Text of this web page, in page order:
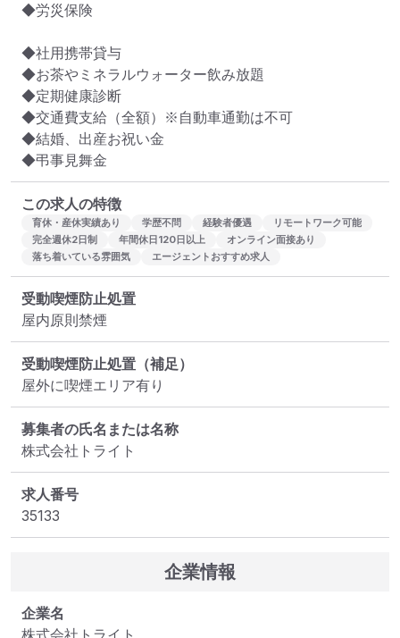
◆労災保険
◆社用携帯貸与
◆お茶やミネラルウォーター飲み放題
◆定期健康診断
◆交通費支給（全額）※自動車通勤は不可
◆結婚、出産お祝い金
◆弔事見舞金
この求人の特徴
育休・産休実績あり 学歴不問 経験者優遇
リモートワーク可能
完全週休2日制
年間休日120日以上
オンライン面接あり
落ち着いている雰囲気
エージェントおすすめ求人
受動喫煙防止処置
屋内原則禁煙
受動喫煙防止処置（補足）
屋外に喫煙エリア有り
募集者の氏名または名称
株式会社トライト
求人番号
35133
企業情報
企業名